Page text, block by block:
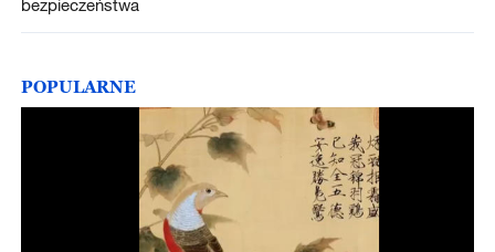
bezpieczeństwa
POPULARNE